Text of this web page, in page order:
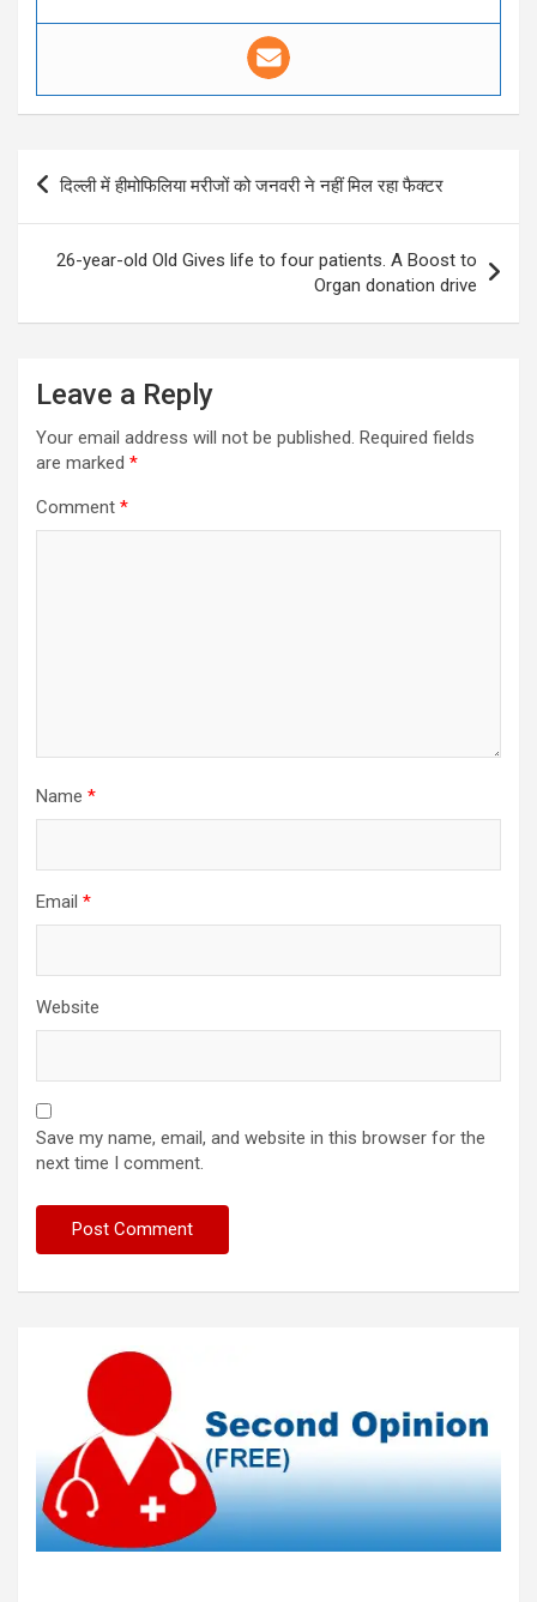
Post
navigation
दिल्ली में हीमोफिलिया मरीजों को जनवरी ने नहीं मिल रहा फैक्टर
26-year-old Old Gives life to four patients. A Boost to
Organ donation drive
Leave a Reply
Your email address will not be published. Required fields
are marked *
Comment *
Name *
Email *
Website
Save my name, email, and website in this browser for the
next time I comment.